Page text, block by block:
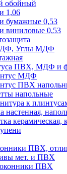
обойный
1,06
бумажные 0,53
виниловые 0,53
Углы МДФ
ПВХ, МДФ и
МДФ
ПВХ
напольные
к
настенная,
керамическая,
ПВХ,
мет. и ПВХ
ПВХ